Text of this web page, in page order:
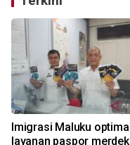
Imigrasi Maluku
layanan paspor